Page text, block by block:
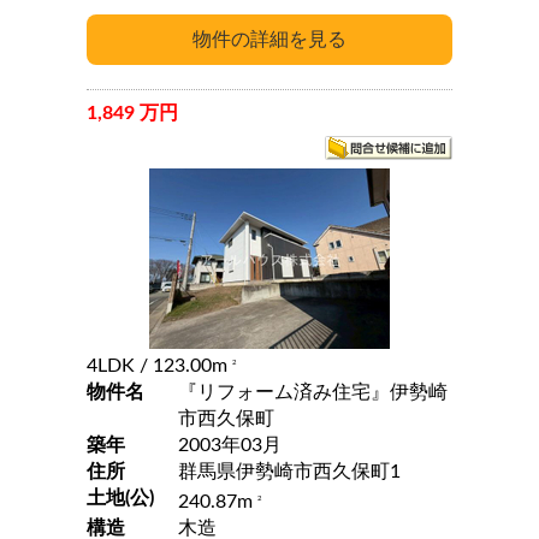
1,849 万円
4LDK / 123.00m 2
物件名
『リフォーム済み住宅』伊勢崎
市西久保町
築年
2003年03月
住所
群馬県伊勢崎市西久保町1
土地(公)
240.87m 2
構造 木造